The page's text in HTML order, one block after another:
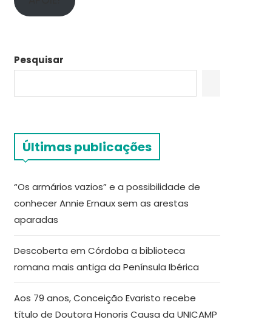
Pesquisar
Últimas publicações
“Os armários vazios” e a possibilidade de
conhecer Annie Ernaux sem as arestas
aparadas
Descoberta em Córdoba a biblioteca
romana mais antiga da Península Ibérica
Aos 79 anos, Conceição Evaristo recebe
título de Doutora Honoris Causa da UNICAMP